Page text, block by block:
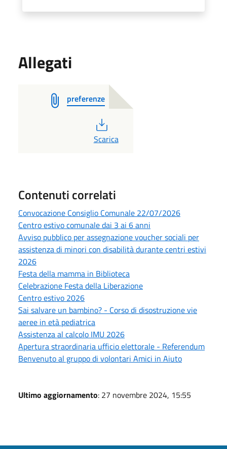
Allegati
preferenze
PDF
Scarica
Contenuti correlati
Convocazione Consiglio Comunale 22/07/2026
Centro estivo comunale dai 3 ai 6 anni
Avviso pubblico per assegnazione voucher sociali per
assistenza di minori con disabilità durante centri estivi
2026
Festa della mamma in Biblioteca
Celebrazione Festa della Liberazione
Centro estivo 2026
Sai salvare un bambino? - Corso di disostruzione vie
aeree in età pediatrica
Assistenza al calcolo IMU 2026
Apertura straordinaria ufficio elettorale - Referendum
Benvenuto al gruppo di volontari Amici in Aiuto
Ultimo aggiornamento: 27 novembre 2024, 15:55